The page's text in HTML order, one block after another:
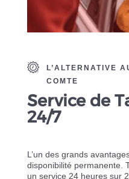
L’ALTERNATIVE
COMTE
Service de
24/7
L’un des grands
disponibilité permanente.
un service 24 heures sur